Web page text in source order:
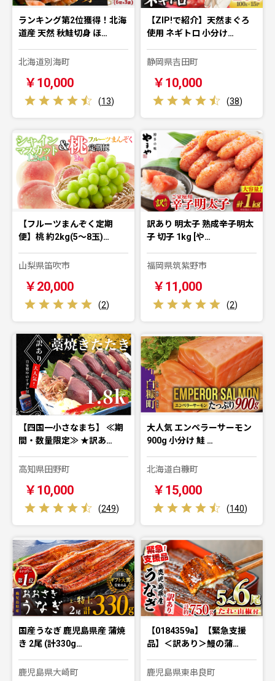
ランキング第2位獲得！北海
道産 天然 秋鮭切身 ほ…
北海道別海町
￥10,000
(13)
【ZIP!で紹介】天然まぐろ
使用 ネギトロ 小分け…
静岡県吉田町
￥10,000
(38)
【フルーツまんぞく定期
便】桃 約2kg(5～8玉)…
山梨県笛吹市
￥20,000
(2)
訳あり 明太子 熟成辛子明太
子 切子 1kg [や…
福岡県筑紫野市
￥11,000
(2)
【四国一小さなまち】 ≪期
間・数量限定≫ ★訳あ…
高知県田野町
￥10,000
(249)
大人気 エンペラーサーモン
900g 小分け 鮭 …
北海道白糠町
￥15,000
(140)
国産うなぎ 鹿児島県産 蒲焼
き 2尾 (計330g…
鹿児島県大崎町
【0184359a】【緊急支援
品】＜訳あり＞鰻の蒲…
鹿児島県東串良町